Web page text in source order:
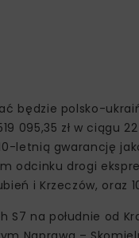
będzie polsko-
095,35 zł w
letnią gwarancję
odcinku drogi
i Krzeczów,
S7 na południe od